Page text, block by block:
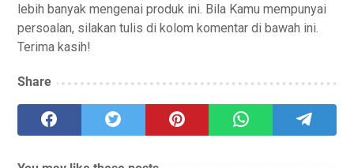
lebih banyak mengenai produk ini. Bila Kamu mempunyai
persoalan, silakan tulis di kolom komentar di bawah ini.
Terima kasih!
Share